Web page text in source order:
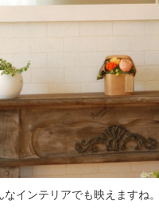
インテリアでも映えますね